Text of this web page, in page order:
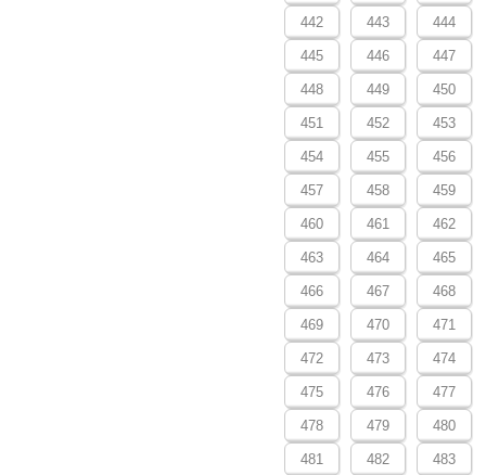
442 443 444
445 446 447
448 449 450
451 452 453
454 455 456
457 458 459
460 461 462
463 464 465
466 467 468
469 470 471
472 473 474
475 476 477
478 479 480
481 482 483